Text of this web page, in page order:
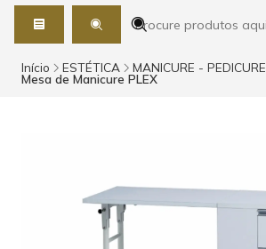
Início ESTÉTICA MANICURE - PEDICURE
Mesa de Manicure PLEX